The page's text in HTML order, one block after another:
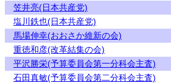
笠井亮(日本共産党)
塩川鉄也(日本共産党)
馬場伸幸(おおさか維新の会)
重徳和彦(改革結集の会)
平沢勝栄(予算委員会第一分科会主査)
石田真敏(予算委員会第二分科会主査)